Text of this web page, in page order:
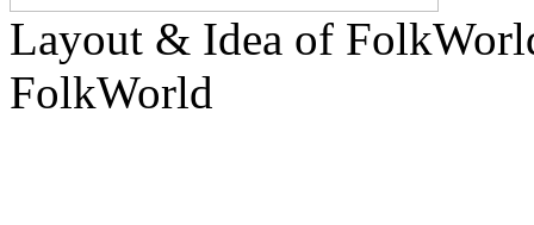
Layout & Idea of
FolkWorld